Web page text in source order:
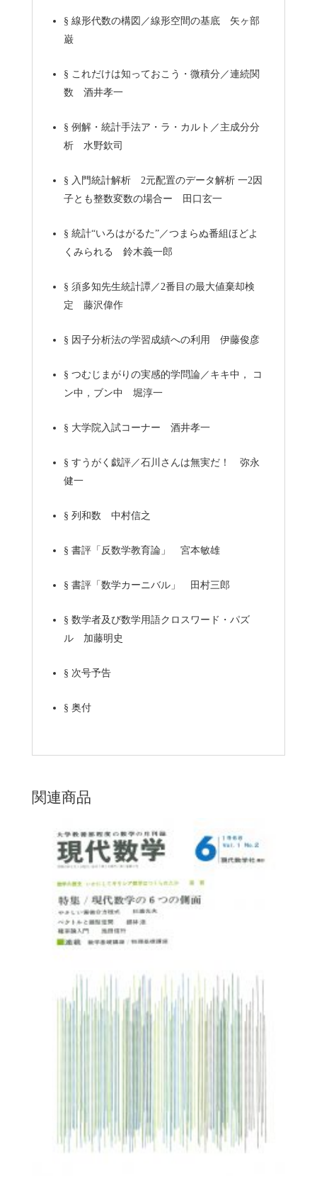
§ 線形代数の構図／線形空間の基底 矢ヶ部
巌
§ これだけは知っておこう・微積分／連続関
数 酒井孝一
§ 例解・統計手法ア・ラ・カルト／主成分分
析 水野欽司
§ 入門統計解析 2元配置のデータ解析 一2因
子とも整数変数の場合ー 田口玄一
§ 統計“いろはがるた”／つまらぬ番組ほどよ
くみられる 鈴木義一郎
§ 須多知先生統計譚／2番目の最大値棄却検
定 藤沢偉作
§ 因子分析法の学習成績への利用 伊藤俊彦
§ つむじまがりの実感的学問論／キキ中， コ
ン中，ブン中 堀淳一
§ 大学院入試コーナー 酒井孝一
§ すうがく戯評／石川さんは無実だ！ 弥永
健一
§ 列和数 中村信之
§ 書評「反数学教育論」 宮本敏雄
§ 書評「数学カーニバル」 田村三郎
§ 数学者及び数学用語クロスワード・パズ
ル 加藤明史
§ 次号予告
§ 奥付
関連商品